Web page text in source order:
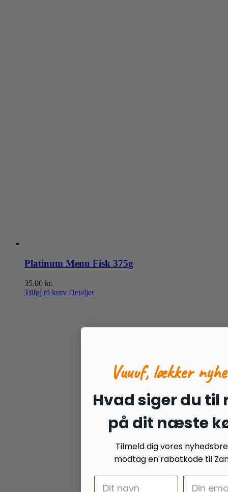
Platinum Menu Fisk 375g
35.00 kr.
Tilføj til kurv Detaljer
Vuuuf, lækker
Hvad siger du til
på dit næste
Tilmeld dig vores
modtag en rabatkode til